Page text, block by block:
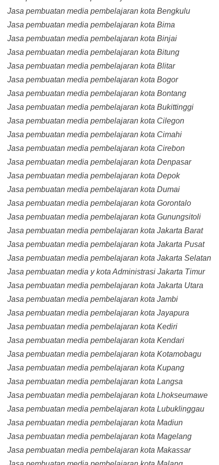
Jasa pembuatan media pembelajaran kota Bengkulu
Jasa pembuatan media pembelajaran kota Bima
Jasa pembuatan media pembelajaran kota Binjai
Jasa pembuatan media pembelajaran kota Bitung
Jasa pembuatan media pembelajaran kota Blitar
Jasa pembuatan media pembelajaran kota Bogor
Jasa pembuatan media pembelajaran kota Bontang
Jasa pembuatan media pembelajaran kota Bukittinggi
Jasa pembuatan media pembelajaran kota Cilegon
Jasa pembuatan media pembelajaran kota Cimahi
Jasa pembuatan media pembelajaran kota Cirebon
Jasa pembuatan media pembelajaran kota Denpasar
Jasa pembuatan media pembelajaran kota Depok
Jasa pembuatan media pembelajaran kota Dumai
Jasa pembuatan media pembelajaran kota Gorontalo
Jasa pembuatan media pembelajaran kota Gunungsitoli
Jasa pembuatan media pembelajaran kota Jakarta Barat
Jasa pembuatan media pembelajaran kota Jakarta Pusat
Jasa pembuatan media pembelajaran kota Jakarta Selatan
Jasa pembuatan media y kota Administrasi Jakarta Timur
Jasa pembuatan media pembelajaran kota Jakarta Utara
Jasa pembuatan media pembelajaran kota Jambi
Jasa pembuatan media pembelajaran kota Jayapura
Jasa pembuatan media pembelajaran kota Kediri
Jasa pembuatan media pembelajaran kota Kendari
Jasa pembuatan media pembelajaran kota Kotamobagu
Jasa pembuatan media pembelajaran kota Kupang
Jasa pembuatan media pembelajaran kota Langsa
Jasa pembuatan media pembelajaran kota Lhokseumawe
Jasa pembuatan media pembelajaran kota Lubuklinggau
Jasa pembuatan media pembelajaran kota Madiun
Jasa pembuatan media pembelajaran kota Magelang
Jasa pembuatan media pembelajaran kota Makassar